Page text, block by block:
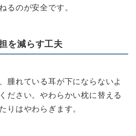
るのが安全です。
を減らす工夫
腫れている耳が下にならないよ
ださい。やわらかい枕に替える
りはやわらぎます。